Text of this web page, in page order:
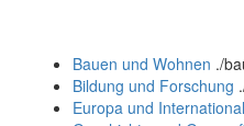
Bauen und Wohnen ./
Bildung und Forschung .
Europa und